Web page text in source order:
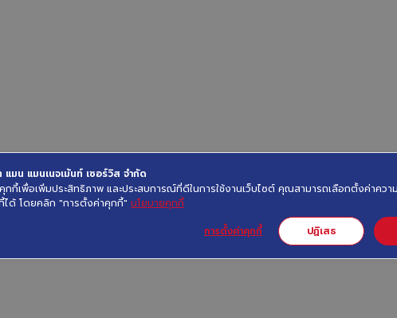
แมน แมนเนจเม้นท์ เซอร์วิส จำกัด
คุกกี้เพื่อเพิ่มประสิทธิภาพ และประสบการณ์ที่ดีในการใช้งานเว็บไซต์ คุณสามารถเลือกตั้งค่าคว
ได้ โดยคลิก "การตั้งค่าคุกกี้" นโยบายคุกกี้
ปฏิเสธ
การตั้งค่าคุกกี้